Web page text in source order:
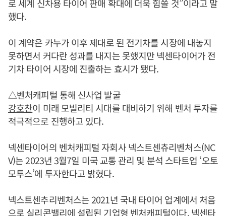
로 세계 신차용 타이어 판매 확대에 더욱 힘쓸 것”이라고 말
했다.
이 계약은 카누가 이후 제대로 된 전기차를 시장에 내놓지
못하면서 커다란 성과를 내지는 못했지만 넥센타이어가 전
기차 타이어 시장에 진출하는 효시가 됐다.
△벤처캐피털 통해 신사업 발굴
강호찬이 미래 모빌리티 시대를 대비하기 위해 벤처 투자를
적극적으로 진행하고 있다.
넥센타이어의 벤처캐피털 자회사 넥스트센츄리벤처스(NC
V)는 2023년 3월7일 미국 교통 관리 및 분석 스타트업 ‘오토
모투스’에 투자한다고 밝혔다.
넥스트센추리벤처스는 2021년 국내 타이어 업계에서 처음
으로 실리콘밸리에 설립된 기업형 벤처캐피털이다. 넥센타